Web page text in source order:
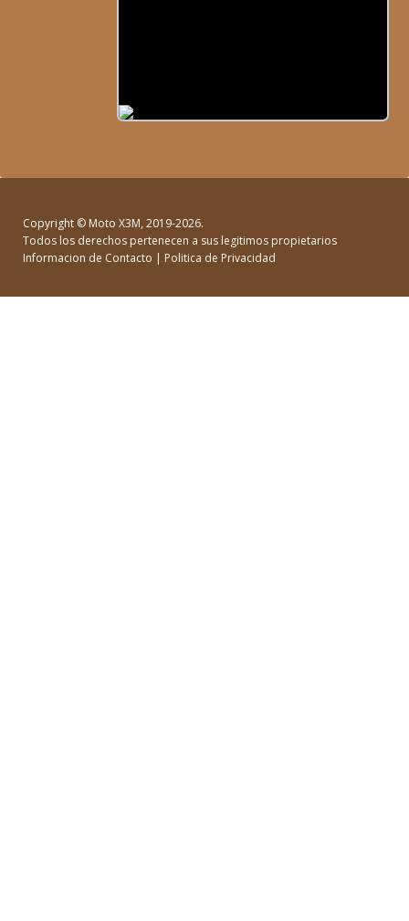
Copyright © Moto X3M, 2019-2026.
Todos los derechos pertenecen a sus legitimos propietarios
Informacion de Contacto | Politica de Privacidad